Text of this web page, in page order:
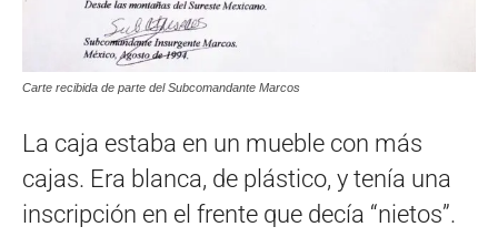
Carte recibida de parte del Subcomandante Marcos
La caja estaba en un mueble con más
cajas. Era blanca, de plástico, y tenía una
inscripción en el frente que decía “nietos”.